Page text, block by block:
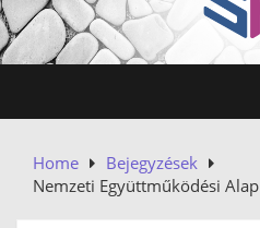
Home
Bejegyzések
Nemzeti Együttműködési